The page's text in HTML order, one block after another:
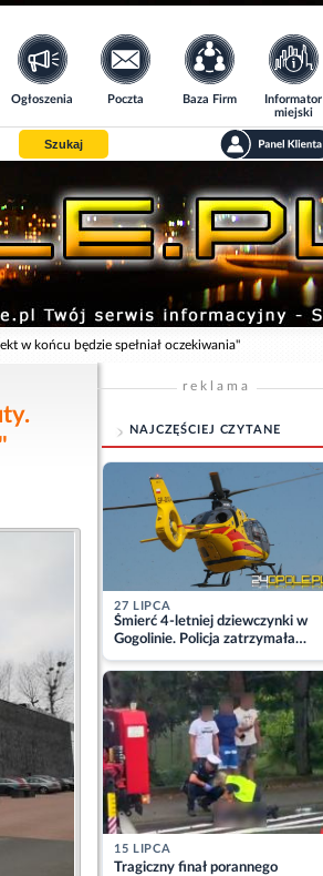
Ogłoszenia Poczta Baza Firm
Informator
miejski
Szukaj
w końcu będzie spełniał oczekiwania"
reklama
NAJCZĘŚCIEJ CZYTANE
27 LIPCA
Śmierć 4-letniej dziewczynki w
Gogolinie. Policja zatrzymała
matkę
15 LIPCA
Tragiczny finał porannego